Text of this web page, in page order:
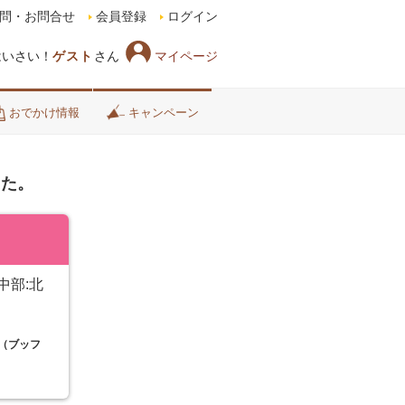
さい！ ゲスト さん マイページ
・お問合せ 会員登録 ログイン
おでかけ情報 キャンペーン
。
部:北
（ブッフ